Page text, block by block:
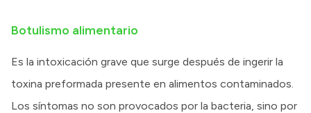
Botulismo alimentario
Es la intoxicación grave que surge después de ingerir la
toxina preformada presente en alimentos contaminados.
Los síntomas no son provocados por la bacteria, sino por